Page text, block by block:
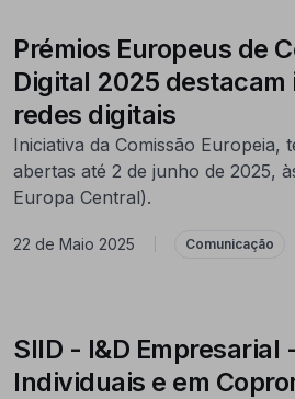
Prémios Europeus de
Digital 2025 destacam
redes digitais
Iniciativa da Comissão Europeia,
abertas até 2 de junho de 2025,
Europa Central).
22 de Maio 2025 Comunicação
SIID - I&D Empresarial
Individuais e em